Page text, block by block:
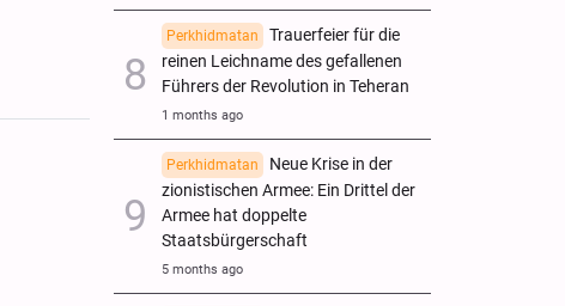
Perkhidmatan
Trauerfeier für die
reinen Leichname des gefallenen
Führers der Revolution in Teheran
1 months ago
Perkhidmatan
Neue Krise in der
zionistischen Armee: Ein Drittel der
Armee hat doppelte
Staatsbürgerschaft
5 months ago